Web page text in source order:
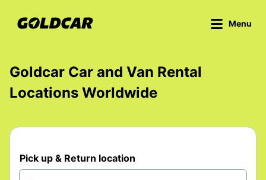
Menu
Goldcar Car and Van Rental
Locations Worldwide
Pick up & Return location